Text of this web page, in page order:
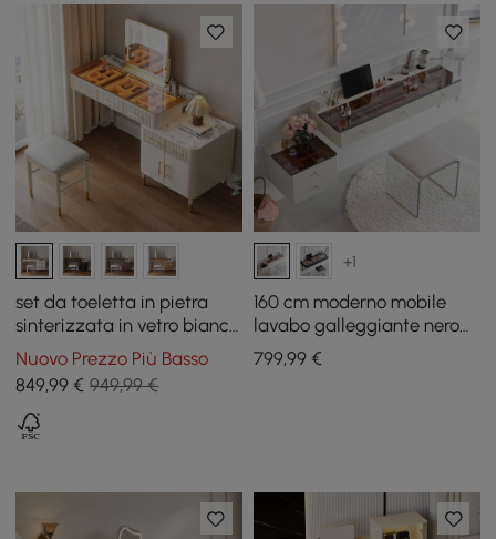
set da toeletta in pietra
sinterizzata in vetro bianco
con specchio
Nuovo Prezzo Più Basso
849,99 € 949,99 €
+1
160 cm moderno mobile
lavabo galleggiante nero
con piano in vetro
temperato
799,99€